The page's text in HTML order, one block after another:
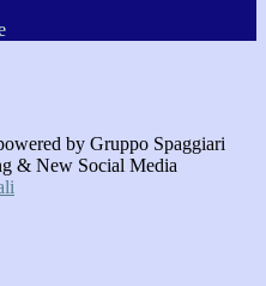
by Gruppo Spaggiari
& New Social Media